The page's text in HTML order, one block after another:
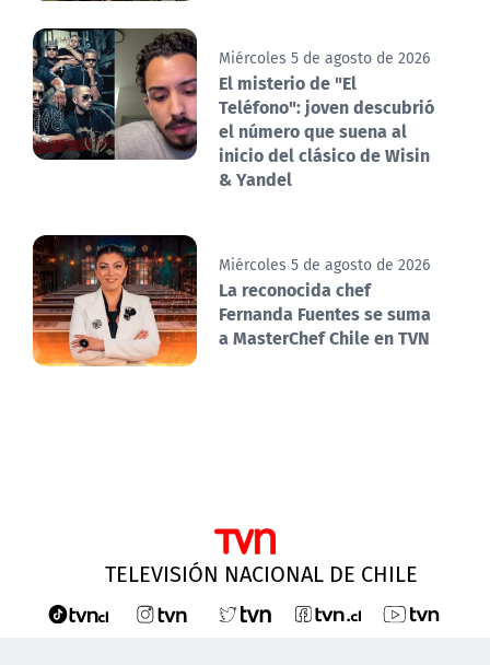
Miércoles 5 de agosto de 2026
El misterio de "El
Teléfono": joven descubrió
el número que suena al
inicio del clásico de Wisin
& Yandel
Miércoles 5 de agosto de 2026
La reconocida chef
Fernanda Fuentes se suma
a MasterChef Chile en TVN
TELEVISIÓN NACIONAL DE CHILE